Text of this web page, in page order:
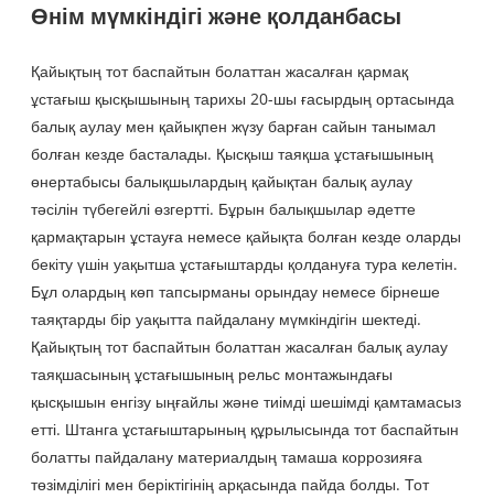
Өнім мүмкіндігі және қолданбасы
Қайықтың тот баспайтын болаттан жасалған қармақ
ұстағыш қысқышының тарихы 20-шы ғасырдың ортасында
балық аулау мен қайықпен жүзу барған сайын танымал
болған кезде басталады. Қысқыш таяқша ұстағышының
өнертабысы балықшылардың қайықтан балық аулау
тәсілін түбегейлі өзгертті. Бұрын балықшылар әдетте
қармақтарын ұстауға немесе қайықта болған кезде оларды
бекіту үшін уақытша ұстағыштарды қолдануға тура келетін.
Бұл олардың көп тапсырманы орындау немесе бірнеше
таяқтарды бір уақытта пайдалану мүмкіндігін шектеді.
Қайықтың тот баспайтын болаттан жасалған балық аулау
таяқшасының ұстағышының рельс монтажындағы
қысқышын енгізу ыңғайлы және тиімді шешімді қамтамасыз
етті. Штанга ұстағыштарының құрылысында тот баспайтын
болатты пайдалану материалдың тамаша коррозияға
төзімділігі мен беріктігінің арқасында пайда болды. Тот